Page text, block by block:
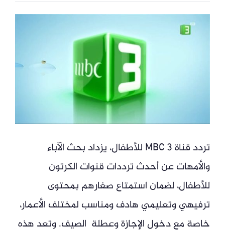
تردد قناة MBC 3 للأطفال، يزداد بحث الآباء
والأمهات عن أحدث ترددات قنوات الكرتون
للأطفال، لضمان استمتاع صغارهم بمحتوى
ترفيهي وتعليمي هادف ومناسب لمختلف الأعمار،
خاصة مع دخول الإجازة وعطلة الصيف. وتعد هذه